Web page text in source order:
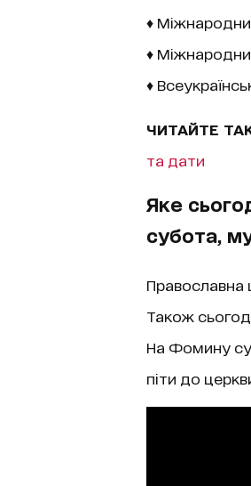
♦
♦
♦
ЧИТАЙТЕ
та дати
Яке
субота,
Православна
Також
На Фомину
піти до